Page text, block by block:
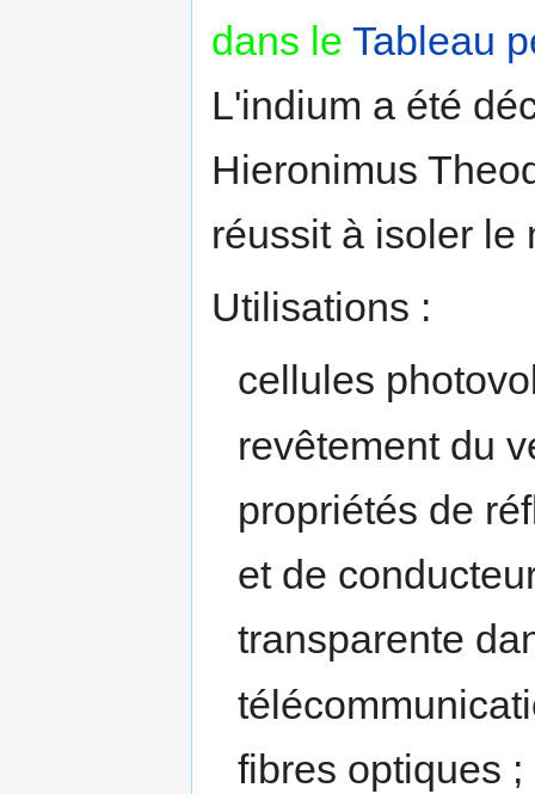
dans le Tableau
L'indium a été
Hieronimus
réussit à isoler le
Utilisations :
cellules
revêtement du
propriétés de
et de
transparente
fibres optiques ;